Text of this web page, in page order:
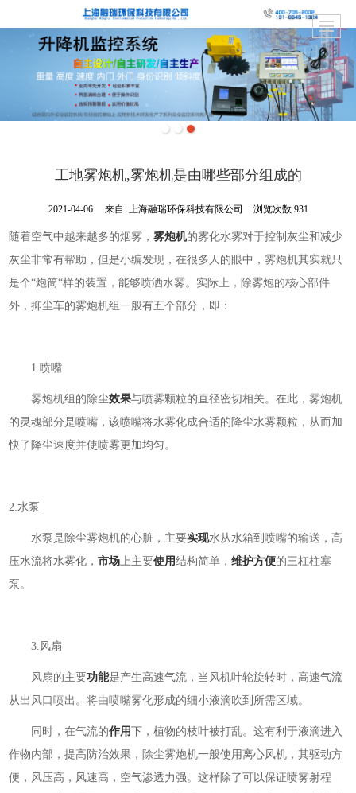
工地雾炮机,雾炮机是由哪些部分组成的
2021-04-06 来自: 上海融瑞环保科技有限公司 浏览次数:931
随着空气中越来越多的烟雾，雾炮机的雾化水雾对于控制灰尘和减少
灰尘非常有帮助，但是小编发现，在很多人的眼中，雾炮机其实就只
是个“炮筒“样的装置，能够喷洒水雾。实际上，除雾炮的核心部件
外，抑尘车的雾炮机组一般有五个部分，即：
1.喷嘴
雾炮机组的除尘效果与喷雾颗粒的直径密切相关。在此，雾炮机
的灵魂部分是喷嘴，该喷嘴将水雾化成合适的降尘水雾颗粒，从而加
快了降尘速度并使喷雾更加均匀。
2.水泵
水泵是除尘雾炮机的心脏，主要实现水从水箱到喷嘴的输送，高
压水流将水雾化，市场 上主要使用结构简单，维护方便的三杠柱塞
泵。
3.风扇
风扇的主要功能是产生高速气流，当风机叶轮旋转时，高速气流
从出风口喷出。将由喷嘴雾化形成的细小液滴吹到所需区域。
同时，在气流的作用下，植物的枝叶被打乱。这有利于液滴进入
作物内部，提高防治效果，除尘雾炮机一般使用离心风机，其驱动方
便，风压高，风速高，空气渗透力强。这样除了可以保证喷雾射程